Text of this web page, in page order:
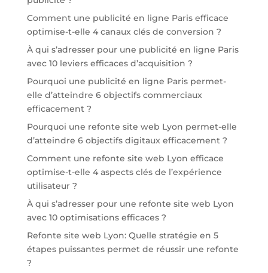
Comment une publicité en ligne Paris efficace
optimise-t-elle 4 canaux clés de conversion ?
À qui s’adresser pour une publicité en ligne Paris
avec 10 leviers efficaces d’acquisition ?
Pourquoi une publicité en ligne Paris permet-
elle d’atteindre 6 objectifs commerciaux
efficacement ?
Pourquoi une refonte site web Lyon permet-elle
d’atteindre 6 objectifs digitaux efficacement ?
Comment une refonte site web Lyon efficace
optimise-t-elle 4 aspects clés de l’expérience
utilisateur ?
À qui s’adresser pour une refonte site web Lyon
avec 10 optimisations efficaces ?
Refonte site web Lyon: Quelle stratégie en 5
étapes puissantes permet de réussir une refonte
?